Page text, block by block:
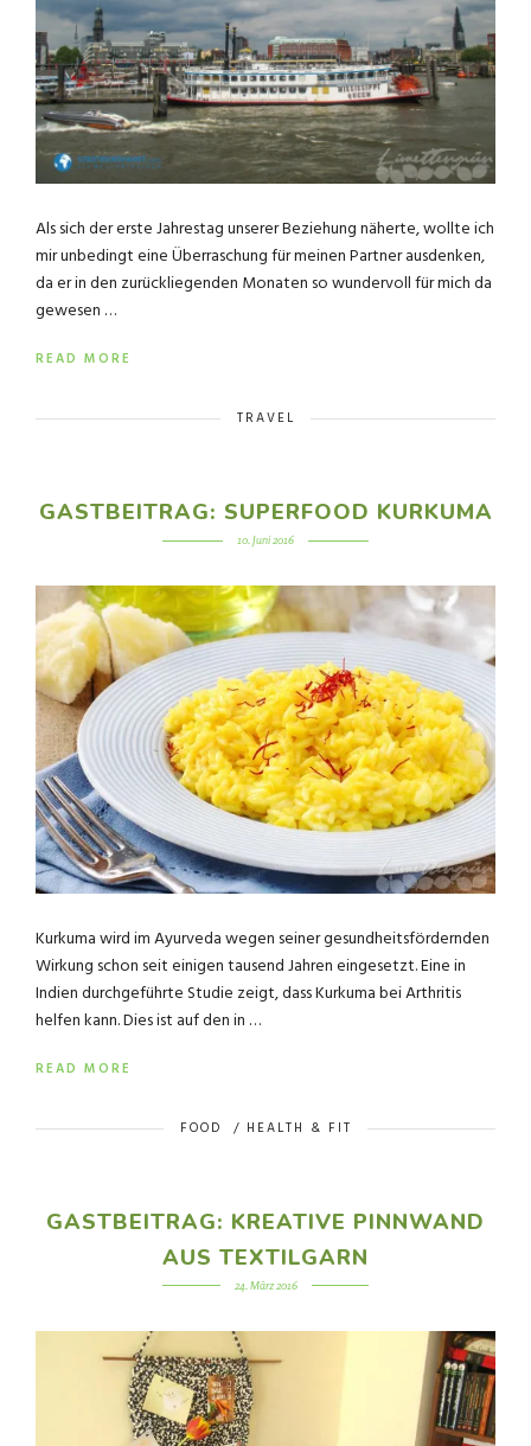
Als sich der erste Jahrestag unserer Beziehung näherte, wollte ich
mir unbedingt eine Überraschung für meinen Partner ausdenken,
da er in den zurückliegenden Monaten so wundervoll für mich da
gewesen …
READ MORE
TRAVEL
GASTBEITRAG: SUPERFOOD KURKUMA
10. Juni 2016
Kurkuma wird im Ayurveda wegen seiner gesundheitsfördernden
Wirkung schon seit einigen tausend Jahren eingesetzt. Eine in
Indien durchgeführte Studie zeigt, dass Kurkuma bei Arthritis
helfen kann. Dies ist auf den in …
READ MORE
FOOD / HEALTH & FIT
GASTBEITRAG: KREATIVE PINNWAND
AUS TEXTILGARN
24. März 2016